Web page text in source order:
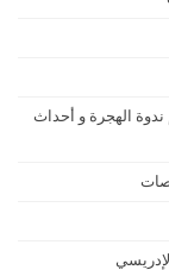
الهجرة و أحداث